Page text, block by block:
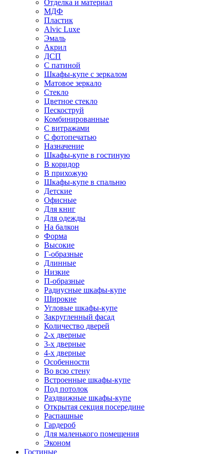
Отделка и материал
МДФ
Пластик
Alvic Luxe
Эмаль
Акрил
ДСП
С патиной
Шкафы-купе с зеркалом
Матовое зеркало
Стекло
Цветное стекло
Пескоструй
Комбинированные
С витражами
С фотопечатью
Назначение
Шкафы-купе в гостиную
В коридор
В прихожую
Шкафы-купе в спальню
Детские
Офисные
Для книг
Для одежды
На балкон
Форма
Высокие
Г-образные
Длинные
Низкие
П-образные
Радиусные шкафы-купе
Широкие
Угловые шкафы-купе
Закругленный фасад
Количество дверей
2-х дверные
3-х дверные
4-х дверные
Особенности
Во всю стену
Встроенные шкафы-купе
Под потолок
Раздвижные шкафы-купе
Открытая секция посередине
Распашные
Гардероб
Для маленького помещения
Эконом
Гостиные